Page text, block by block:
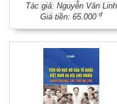
Tác giả: Nguyễn Văn Linh
Giá tiền: 65.000 đ